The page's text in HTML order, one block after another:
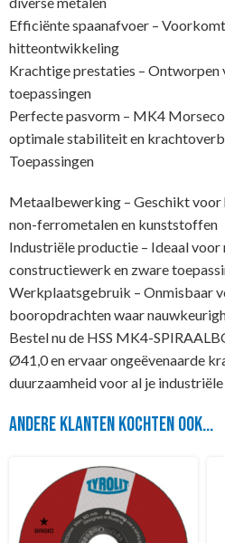
Efficiënte spaanafvoer –
hitteontwikkeling
Krachtige prestaties – Ontworpen
toepassingen
Perfecte pasvorm – MK4
optimale stabiliteit en
Toepassingen
Metaalbewerking – Geschikt voor
non-ferrometalen en kunststoffen
Industriële productie – Ideaal voor
constructiewerk en zware
Werkplaatsgebruik – Onmisbaar
booropdrachten waar
Bestel nu de HSS MK4-
Ø41,0 en ervaar ongeëvenaarde
duurzaamheid voor al je
Andere klanten kochten ook...